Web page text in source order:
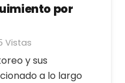
por
Vistas
y sus
a lo largo